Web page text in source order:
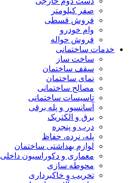
صفر کیلومتر
فروش قسطی
وام خودرو
فروش حواله
خدمات ساختمانی
ساخت ساز
سقف ساختمان
نمای ساختمان
مصالح ساختمانی
تاسیسات ساختمانی
آسانسور و پله برقی
برق و الکتریک
درب و پنجره
پله، نرده، حفاظ
لوازم بهداشتی ساختمان
معماری و دکوراسیون داخلی
محوطه سازی
تخریب و خاکبرداری